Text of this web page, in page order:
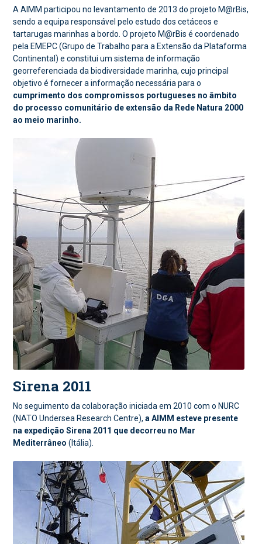
A AIMM participou no levantamento de 2013 do projeto M@rBis,
sendo a equipa responsável pelo estudo dos cetáceos e
tartarugas marinhas a bordo. O projeto M@rBis é coordenado
pela EMEPC (Grupo de Trabalho para a Extensão da Plataforma
Continental) e constitui um sistema de informação
georreferenciada da biodiversidade marinha, cujo principal
objetivo é fornecer a informação necessária para o
cumprimento dos compromissos portugueses no âmbito
do processo comunitário de extensão da Rede Natura 2000
ao meio marinho.
Sirena 2011
No seguimento da colaboração iniciada em 2010 com o NURC
(NATO Undersea Research Centre), a AIMM esteve presente
na expedição Sirena 2011 que decorreu no Mar
Mediterrâneo(Itália).